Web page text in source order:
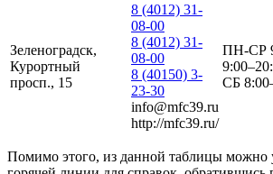
Зеленоградск,
Курортный
просп., 15
8 (4012) 31-
08-00
8 (4012) 31-
08-00
8 (40150) 3-
23-30
info@mfc39.ru
http://mfc39.ru/
ПН-СР
СБ
Помимо этого, из данной таблицы можно